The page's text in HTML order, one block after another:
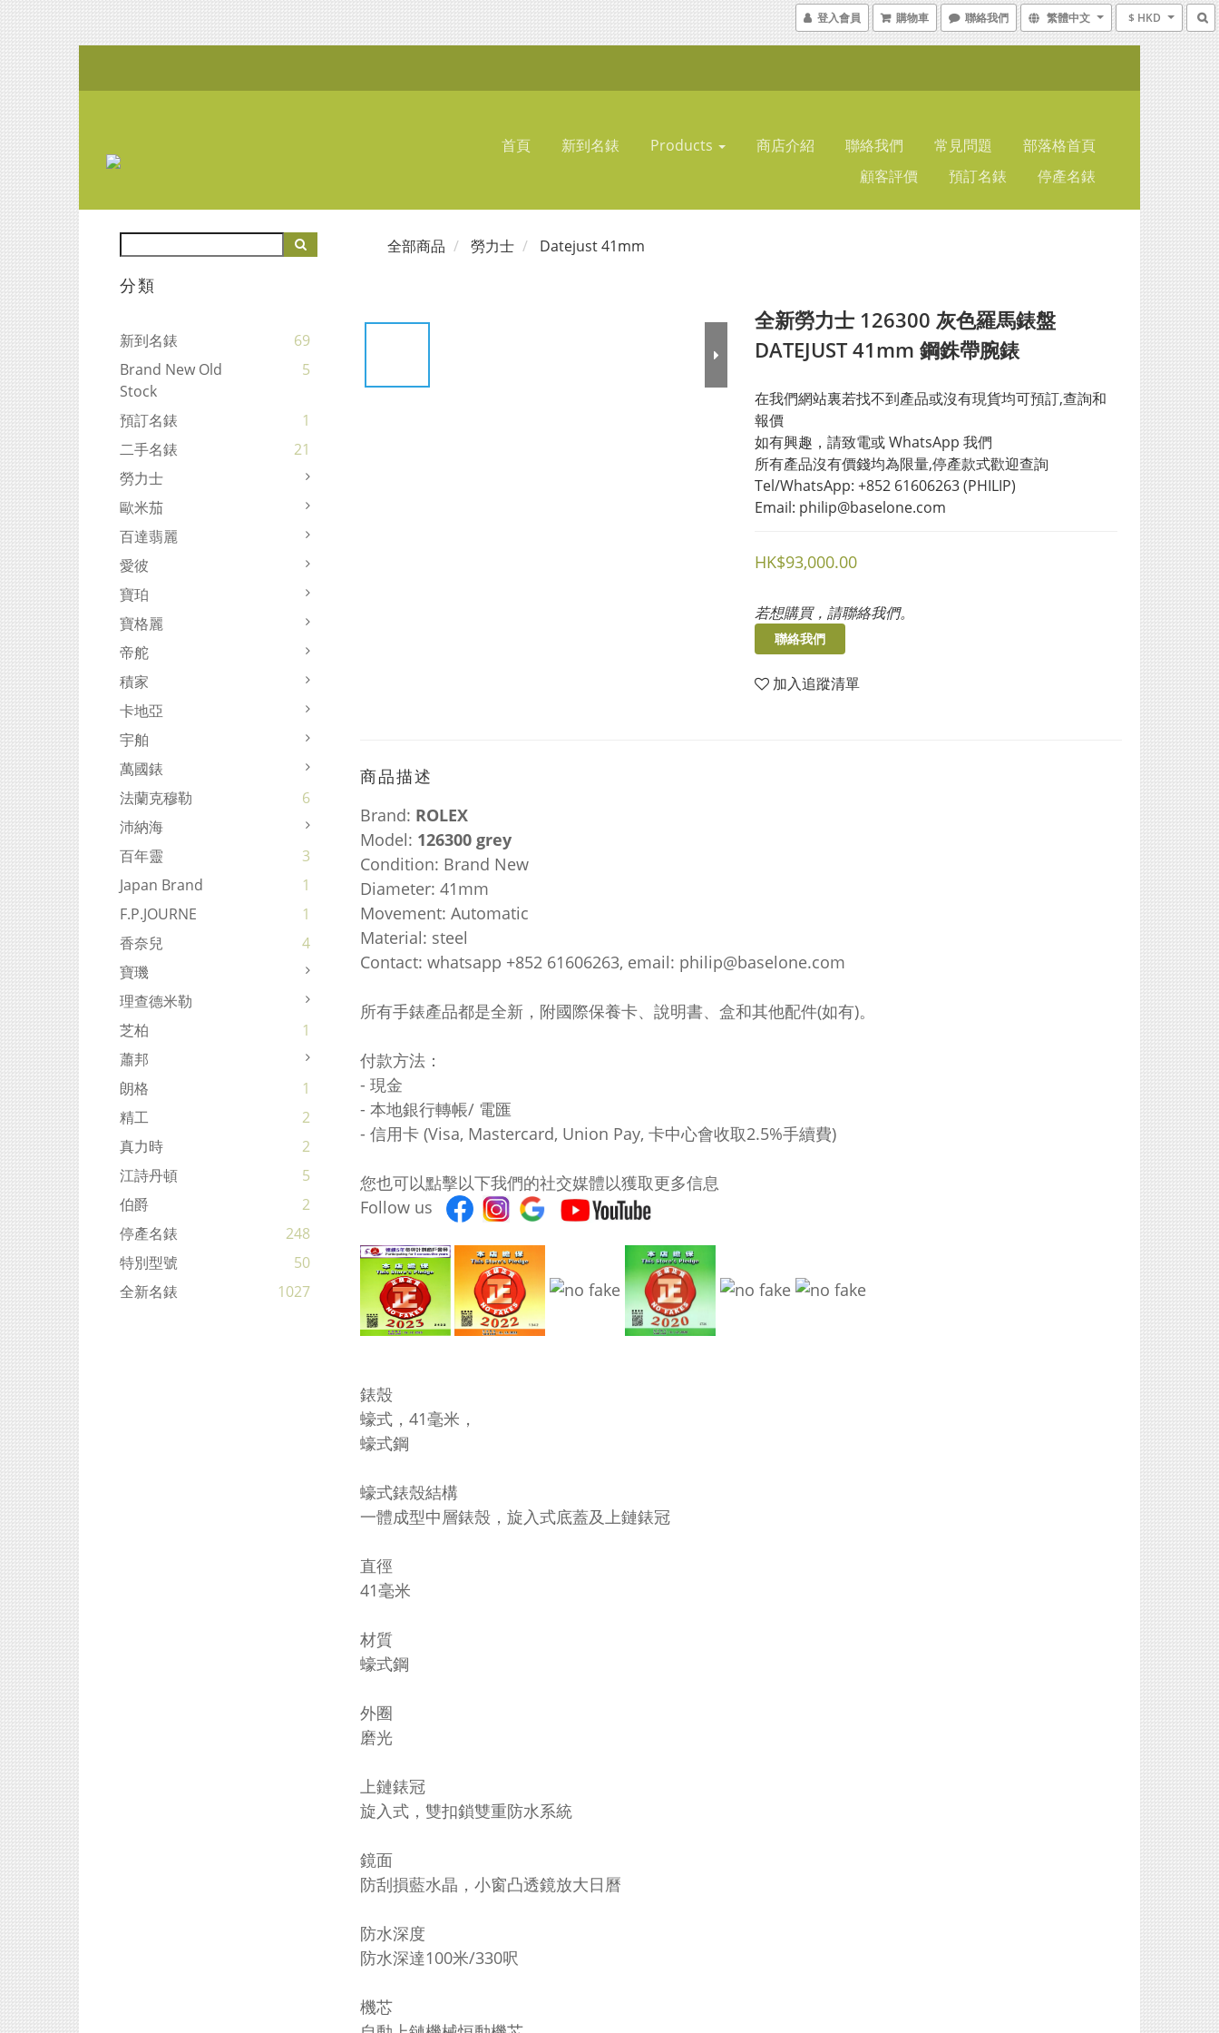
登入會員 購物車 聯絡我們 繁體中文 $ HKD
首頁 新到名錶 Products 商店介紹 聯絡我們 常見問題
部落格首頁
顧客評價
預訂名錶 停產名錶
分類
新到名錶
69
Brand New Old
Stock
5
預訂名錶
1
二手名錶
21
勞力士
歐米茄
百達翡麗
愛彼
寶珀
寶格麗
帝舵
積家
卡地亞
宇舶
萬國錶
法蘭克穆勒
6
沛納海
百年靈
3
Japan Brand
1
F.P.JOURNE
1
香奈兒
4
寶璣
理查德米勒
芝柏
1
蕭邦
朗格
1
精工
2
真力時
2
江詩丹頓
5
伯爵
2
停產名錶
248
特別型號
50
全新名錶
1027
全部商品 勞力士 Datejust 41mm
全新勞力士 126300 灰色羅馬錶盤
DATEJUST 41mm 鋼銖帶腕錶
在我們網站裏若找不到產品或沒有現貨均可預訂,查詢和
報價
如有興趣，請致電或 WhatsApp 我們
所有產品沒有價錢均為限量,停產款式歡迎查詢
Tel/WhatsApp: +852 61606263 (PHILIP)
Email: philip@baselone.com
HK$93,000.00
若想購買，請聯絡我們。
聯絡我們
加入追蹤清單
商品描述
Brand: ROLEX
Model: 126300 grey
Condition: Brand New
Diameter: 41mm
Movement: Automatic
Material: steel
Contact: whatsapp +852 61606263, email: philip@baselone.com
所有手錶產品都是全新，附國際保養卡、說明書、盒和其他配件(如有)。
付款方法：
- 現金
- 本地銀行轉帳/ 電匯
- 信用卡 (Visa, Mastercard, Union Pay, 卡中心會收取2.5%手續費)
您也可以點擊以下我們的社交媒體以獲取更多信息
Follow us
錶殼
蠔式，41毫米，
蠔式鋼
蠔式錶殼結構
一體成型中層錶殼，旋入式底蓋及上鏈錶冠
直徑
41毫米
材質
蠔式鋼
外圈
磨光
上鏈錶冠
旋入式，雙扣鎖雙重防水系統
鏡面
防刮損藍水晶，小窗凸透鏡放大日曆
防水深度
防水深達100米/330呎
機芯